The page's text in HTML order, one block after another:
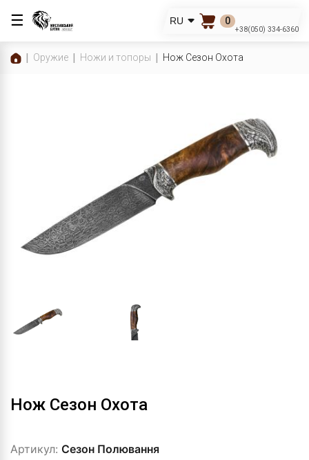
☰ RU 0
+38(050) 334-6360
Оружие Ножи и топоры Нож Сезон Охота
Нож Сезон Охота
Артикул: Сезон Полювання